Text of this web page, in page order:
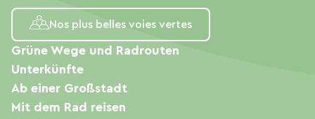
Nos plus belles voies vertes
Grüne Wege und Radrouten
Unterkünfte
Ab einer Großstadt
Mit dem Rad reisen